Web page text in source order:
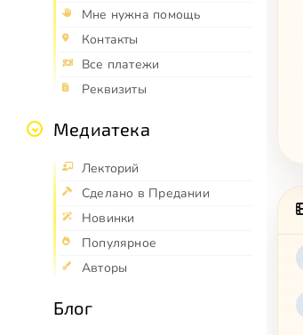
Мне нужна помощь
Контакты
Все платежи
Реквизиты
Медиатека
Лекторий
Сделано в Предании
Новинки
Популярное
Авторы
Блог